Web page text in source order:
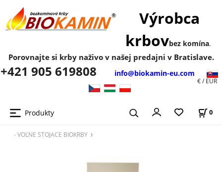
Výrobca
krbovbez komína.
Porovnajte si krby naživo v našej predajni v Bratislave.
+421 905 619808 info@biokamin-eu.com
Produkty 0
€ / EUR
- VOĽNE STOJACE BIOKRBY